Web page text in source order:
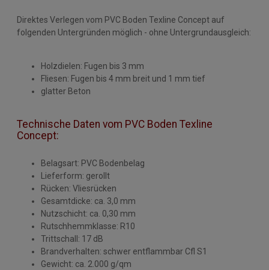
Direktes Verlegen vom PVC Boden Texline Concept auf
folgenden Untergründen möglich - ohne Untergrundausgleich:
Holzdielen: Fugen bis 3 mm
Fliesen: Fugen bis 4 mm breit und 1 mm tief
glatter Beton
Technische Daten vom PVC Boden Texline
Concept:
Belagsart: PVC Bodenbelag
Lieferform: gerollt
Rücken: Vliesrücken
Gesamtdicke: ca. 3,0 mm
Nutzschicht: ca. 0,30 mm
Rutschhemmklasse: R10
Trittschall: 17 dB
Brandverhalten: schwer entflammbar Cfl S1
Gewicht: ca. 2.000 g/qm